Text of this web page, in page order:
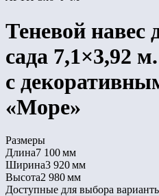
Теневой навес
сада 7,1×3,92 м.
с
«Море»
Размеры
Длина7 100 мм
Ширина3 920 мм
Высота2 980 мм
Доступные для выбора